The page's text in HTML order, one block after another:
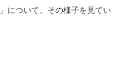
」について、その様子を見てい